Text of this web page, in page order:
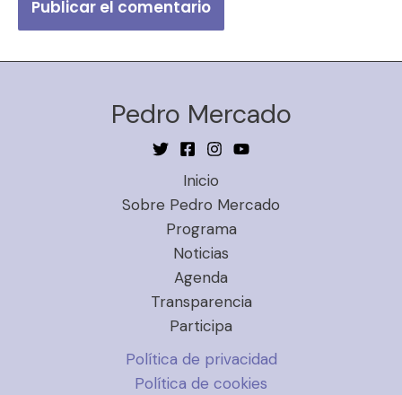
Pedro Mercado
Inicio
Sobre Pedro Mercado
Programa
Noticias
Agenda
Transparencia
Participa
Política de privacidad
Política de cookies